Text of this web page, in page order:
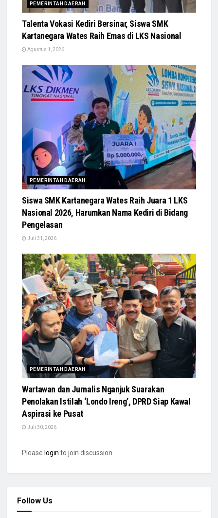
PEMERINTAH DAERAH
Talenta Vokasi Kediri Bersinar, Siswa SMK
Kartanegara Wates Raih Emas di LKS Nasional
Agustus 1, 2026
PEMERINTAH DAERAH
Siswa SMK Kartanegara Wates Raih Juara 1 LKS
Nasional 2026, Harumkan Nama Kediri di Bidang
Pengelasan
Juli 31, 2026
PEMERINTAH DAERAH
Wartawan dan Jurnalis Nganjuk Suarakan
Penolakan Istilah ‘Londo Ireng’, DPRD Siap Kawal
Aspirasi ke Pusat
Juli 30, 2026
Please login to join discussion
Follow Us